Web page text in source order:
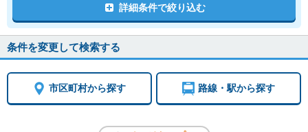
詳細条件で絞り込む
条件を変更して検索する
市区町村から探す 路線・駅から探す